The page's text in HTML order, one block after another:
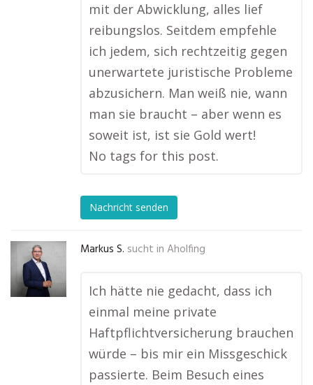
mit der Abwicklung, alles lief
reibungslos. Seitdem empfehle
ich jedem, sich rechtzeitig gegen
unerwartete juristische Probleme
abzusichern. Man weiß nie, wann
man sie braucht – aber wenn es
soweit ist, ist sie Gold wert!
No tags for this post.
Nachricht senden
Markus S. sucht in Aholfing
Ich hätte nie gedacht, dass ich
einmal meine private
Haftpflichtversicherung brauchen
würde – bis mir ein Missgeschick
passierte. Beim Besuch eines